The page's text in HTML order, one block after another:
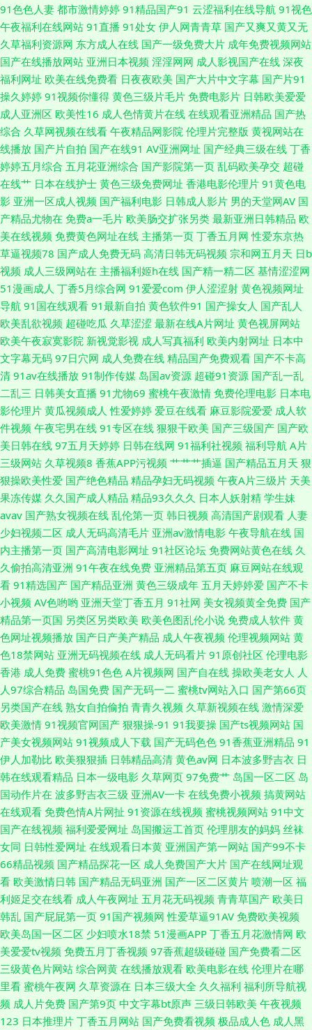
导航 老司机精品网站 91在线bb 韩国三级视频网站 欧美性爱在线 四虎日韩色
图 在线电影AV天堂 99瑟瑟鲁 国产ts在线观看 欧美人兽另类 午夜香蕉影院
国产TS网站 欧美福利网站 天堂社区大香蕉 91传媒在线视频 玖玖爱导航 亚洲
AU 91午夜电影观看 色香蕉伊人 国产精v色 人人操人人草 99热久草 九一桃
色社区 日韩性爱导航 51草逼 WWW性欧美 国产午夜伦鲁鲁 蜜臀99超碰 三级
无码网站 足交国产在线黑丝 综合色网导航 大香蕉玖玖乐 日韩精品视频一区
91喷浆白丝 超碰人人在线观看 黄网站大全免费 人妻三级毛片 午夜影院1秒
91综合娱乐在线 久久瑟视频 影音先锋男潮吹 www我操欧美 韩日韩黄色 欧
美免费bb 五月天去色色 福利姬AV网站 亚洲影音先锋素人 大香蕉狼天天 日
韩无码社区 www日本高清 九一性爱免视频 午夜伦理a 91一区视频 国产ts伪
娘 老司机AVAV 四虎影音 91人妻资源总站 大香蕉肏 人妻操操 91精品论坛 福
利社老司机 蜜臀日日 天天射影院 91视频网站入口 海角熟女 欧美做爱直播
亚洲日韩欧美性爱 av自拍 日韩国国产成人 av性福联盟 九一网站直接看 天天
操天天碰 91青青视屏 豆花一区 美女BB视屏 少妇自蔚 91黄视屏 国产精品成
年 午夜三级影院 国产区第一页 丝袜91窝 白丝喷水在线 黄色链接大全 国自
拍第69 婷婷她六月天 av撸撸com 老司机午夜福利片 无码h片 国产91视频网
站
91色色人妻 都市激情婷婷 91精品国产91 云涩福利在线导航 91视色
午夜福利在线网站 91直播 91处女 伊人网青青草 国产又爽又黄又无
久草福利资源网 东方成人在线 国产一级免费大片 成年免费视频网站
国产在线播放网站 亚洲日本视频 淫淫网网 成人影视国产在线 深夜
福利网址 欧美在线免费看 日夜夜欧美 国产大片中文字幕 国产片91
操久婷婷 91视频你懂得 黄色三级片毛片 免费电影片 日韩欧美爱爱
成人亚洲区 欧美性16 成人色情黄片在线 在线观看亚洲精品 国产热
综合 久草网视频在线看 午夜精品网影院 伦理片完整版 黄视网站在
线播放 国产片自拍 国产在线91 AV亚洲网址 国产经典三级在线 丁香
婷婷五月综合 五月花亚洲综合 国产影院第一页 乱码欧美孕交 超碰
在线艹 日本在线护士 黄色三级免费网址 香港电影伦理片 91黄色电
影 亚洲一区成人视频 国产福利电影 日韩成人影片 男的天堂网AV 国
产精品尤物在 免费a一毛片 欧美肠交扩张另类 最新亚洲日韩精品 欧
美在线视频 免费黄色网址在线 主播第一页 丁香五月网 性爱东京热
草逼视频78 国产成人免费无码 高清日韩无码视频 宗和网五月天 日b
视频 成人三级网站在 主播福利姬h在线 国产精一精二区 基情涩涩网
51漫画成人 丁香5月综合网 91爱爱com 伊人涩涩射 黄色视频网址
导航 91国在线观看 91最新自拍 黄色软件91 国产操女人 国产乱人
欧美乱欲视频 超碰吃瓜 久草涩涩 最新在线A片网址 黄色视屏网站
欧美午夜寂寞影院 新视觉影视 成人写真福利 欧美内射网址 日本中
文字幕无码 97日穴网 成人免费在线 精品国产免费观看 国产不卡高
清 91av在线播放 91制作传媒 岛国av资源 超碰91资源 国产乱一乱
二乱三 日韩美女直播 91尤物69 蜜桃午夜激情 免费伦理电影 日本电
影伦理片 黄瓜视频成人 性爱婷婷 爱豆在线看 麻豆影院爱爱 成人软
件视频 午夜宅男在线 91专区在线 狠狠干欧美 国产三级国产 国产欧
美日韩在线 97五月天婷婷 日韩在线网 91福利社视频 福利导航 A片
三级网站 久草视频8 香蕉APP污视频 艹艹艹插逼 国产精品五月天 狠
狠操欧美性爱 国产绝色精品 精品孕妇无码视频 午夜A片三级片 天美
果冻传媒 久久国产成人精品 精品93久久久 日本人妖射精 学生妹
avav 国产熟女视频在线 乱伦第一页 韩日视频 高清国产剧观看 人妻
少妇视频二区 成人无码高清毛片 亚洲av激情电影 午夜导航在线 国
内主播第一页 国产高清电影网址 91社区论坛 免费网站黄色在线 久
久偷拍高清亚洲 91午夜在线免费 亚洲精品第五页 麻豆网站在线观
看 91精选国产 国产精品亚洲 黄色三级成年 五月天婷婷爱 国产不卡
小视频 AV色哟哟 亚洲天堂丁香五月 91社网 美女视频黄全免费 国产
精品第一页国 另类区另类欧美 欧美色图乱伦小说 免费成人软件 黄
色网址视频播放 国产日产美产精品 成人午夜视频 伦理视频网站 黄
色18禁网站 亚洲无码视频在线 成人无码看片 91原创社区 伦理电影
香港 成人免费 蜜桃91色色 A片视频网 国产自在线 操欧美老女人 人
人97综合精品 岛国免费 国产无码一二 蜜桃tv网站入口 国产第66页
另类国产在线 熟女自拍偷拍 青青久视频 久草新视频在线 激情深爱
欧美激情 91视频官网国产 狠狠操-91 91我要操 国产ts视频网站 国
产美女视频网站 91视频成人下载 国产无码色色 91香蕉亚洲精品 91
伊人加勒比 欧美狠狠插 日韩精品高清 黄色av网 日本波多野吉衣 日
韩在线观看精品 日本一级电影 久草网页 97免费艹 岛国一区二区 岛
国动作片在 波多野吉衣三级 亚洲AV一卡 在线免费小视频 搞黄网站
在线观看 免费色情A片网扯 91资源在线视频 蜜桃视频网站 91中文
国产在线视频 福利爱爱网址 岛国搬运工首页 伦理朋友的妈妈 丝袜
女同 日韩性爱网址 在线观看日本黄 亚洲国产第一网站 国产99不卡
66精品视频 国产精品探花一区 成人免费国产大片 国产在线网址观
看 欧美激情日韩 国产精品无码亚洲 国产一区二区黄片 喷潮一区 福
利姬足交在线看 成人午夜网址 五月花无码视频 青青草国产 欧美日
韩乱 国产屁屁第一页 91国产视频网 性爱草逼91AV 免费欧美视频
欧美岛国一区二区 少妇喷水18禁 51漫画APP 丁香五月花激情网 欧
美爱爱tv视频 免费五月丁香视频 97香蕉超级碰碰 国产免费看二区
三级黄色片网站 综合网黄 在线播放观看 欧美电影在线 伦理片在哪
里看 蜜桃午夜网 久草资源在 日本三级大全 久久福利 福利所导航视
频 成人片免费 国产第9页 中文字幕bt原声 三级日韩欧美 午夜视频
123 日本推理片 丁香五月网站 国产免费看视频 极品成人色 成人黑